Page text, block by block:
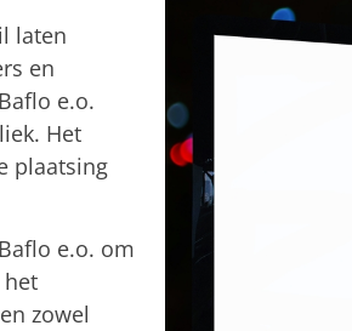
laten
en
e.o.
Het
plaatsing
e.o. om
het
zowel